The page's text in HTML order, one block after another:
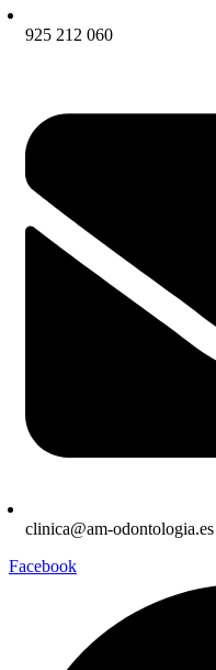
925 212 060
clinica@am-odontologia.es
Facebook